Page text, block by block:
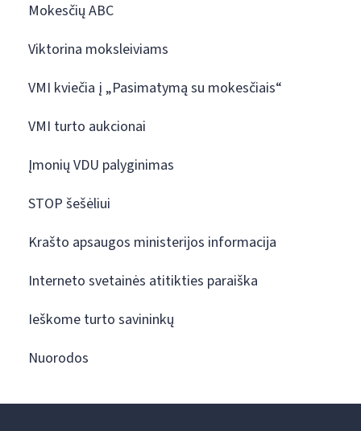
Mokesčių ABC
Viktorina moksleiviams
VMI kviečia į „Pasimatymą su mokesčiais“
VMI turto aukcionai
Įmonių VDU palyginimas
STOP šešėliui
Krašto apsaugos ministerijos informacija
Interneto svetainės atitikties paraiška
Ieškome turto savininkų
Nuorodos